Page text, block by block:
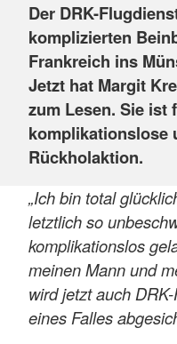
Der DRK-
komplizierten
Frankreich ins
Jetzt hat Margit
zum Lesen. Sie ist
komplikationslose
Rückholaktion.
„Ich bin total
letztlich so
komplikationslos
meinen Mann und
wird jetzt auch
eines Falles